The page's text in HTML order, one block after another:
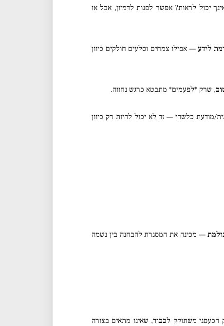
יכול לראות? אפשר לפנות לדמיון, אבל אז
לידע— אפילו צמחים וסלעים חולקים כיוון
, שרק *לפעמים* מתבטא כרגש נחווה.
מודעת כלשהי — זה לא יכול להיות רק כיוון
— מכינה את המסגרת להבחנה בין נשמה
הכעסני משתוקק לכבוד, שאינו מתאים בצורה